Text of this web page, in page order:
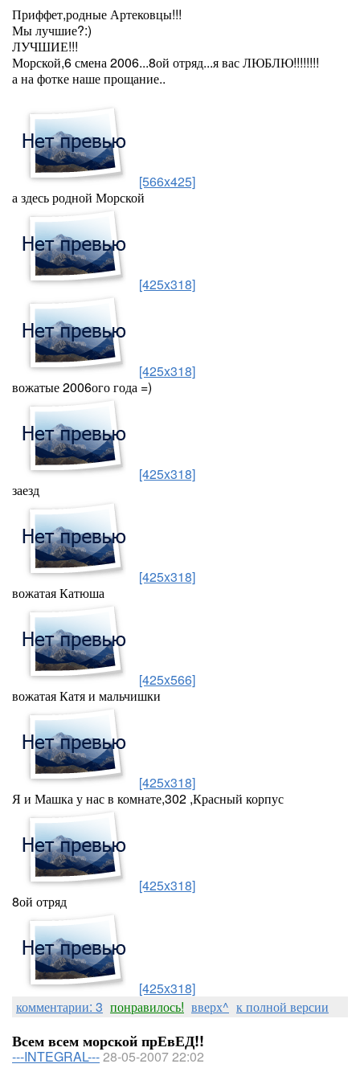
Приффет,родные Артековцы!!!
Мы лучшие?:)
ЛУЧШИЕ!!!
Морской,6 смена 2006...8ой отряд...я вас ЛЮБЛЮ!!!!!!!!
а на фотке наше прощание..
[566x425]
а здесь родной Морской
[425x318]
[425x318]
вожатые 2006ого года =)
[425x318]
заезд
[425x318]
вожатая Катюша
[425x566]
вожатая Катя и мальчишки
[425x318]
Я и Машка у нас в комнате,302 ,Красный корпус
[425x318]
8ой отряд
[425x318]
комментарии: 3 понравилось! вверх^ к полной версии
Всем всем морской прЕвЕД!!
---INTEGRAL---28-05-2007 22:02